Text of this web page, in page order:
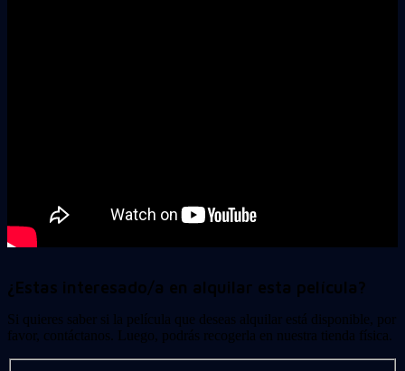
¿Estas interesado/a en alquilar esta película?
Si quieres saber si la película que deseas alquilar está disponible, por
favor, contáctanos. Luego, podrás recogerla en nuestra tienda física.